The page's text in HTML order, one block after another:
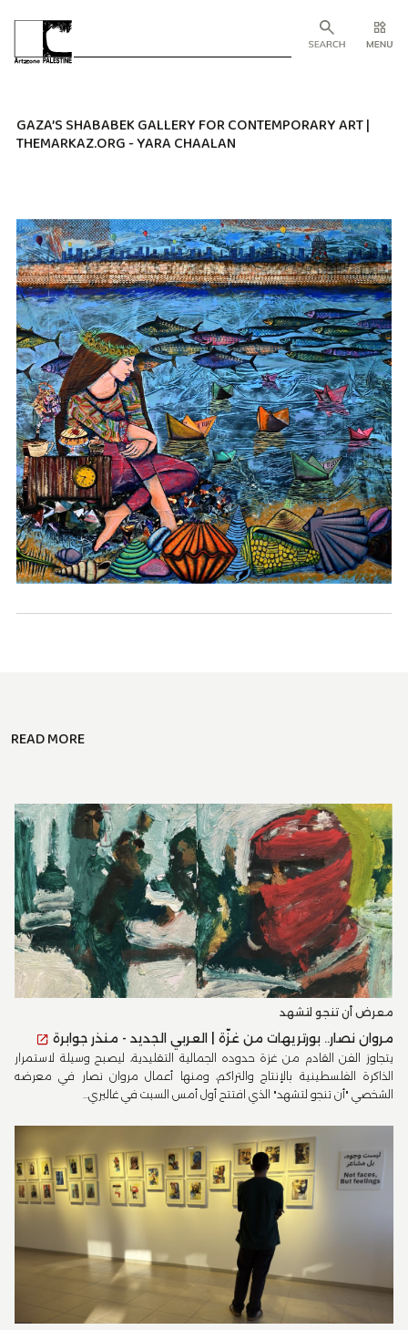
GAZA’S SHABABEK GALLERY FOR CONTEMPORARY ART |
THEMARKAZ.ORG - YARA CHAALAN
READ MORE
معرض أن تنجو لتشهد
مروان نصار.. بورتريهات من غزّة | العربي الجديد - منذر جوابرة
يتجاوز الفن القادم من غزة حدوده الجمالية التقليدية، ليصبح وسيلة لاستمرار
الذاكرة الفلسطينية بالإنتاج والتراكم، ومنها أعمال مروان نصار في معرضه
الشخصي "أن تنجو لتشهد" الذي افتتح أول أمس السبت في غاليري...